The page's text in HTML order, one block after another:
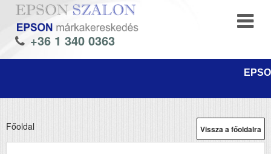
+36 1 340 0363
Vissza a főoldalra
Főoldal